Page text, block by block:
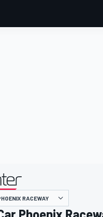
主催
RACEWAY